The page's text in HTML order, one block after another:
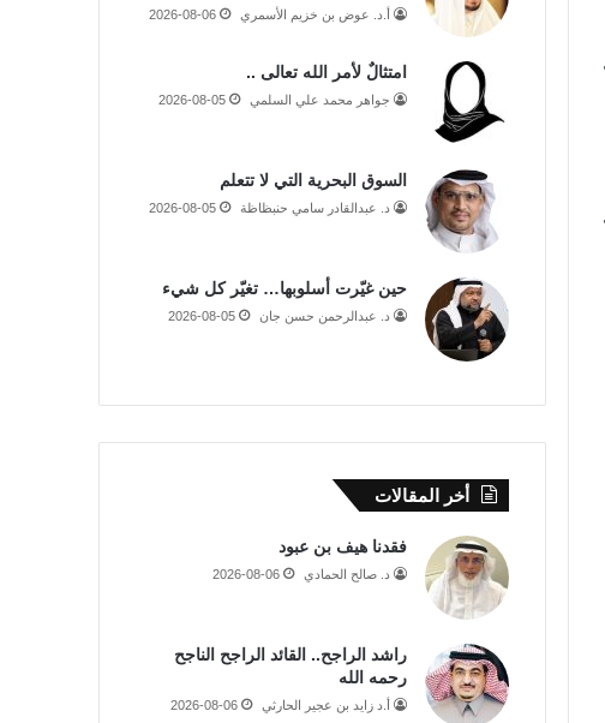
أ.د. عوض بن خزيم الأسمري 2026-08-06
امتثالٌ لأمر الله تعالى ..
جواهر محمد علي السلمي 2026-08-05
السوق البحرية التي لا تتعلم
د. عبدالقادر سامي حنبظاظة 2026-08-05
حين غيّرت أسلوبها… تغيّر كل شيء
د. عبدالرحمن حسن جان 2026-08-05
أخر المقالات
فقدنا هيف بن عبود
د. صالح الحمادي 2026-08-06
راشد الراجح.. القائد الراجح الناجح
رحمه الله
أ.د زايد بن عجير الحارثي 2026-08-06